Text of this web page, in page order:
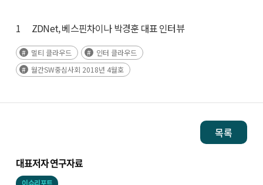
1 ZDNet, 베스핀차이나 박경훈 대표 인터뷰
멀티 클라우드
인터 클라우드
월간SW중심사회 2018년 4월호
목록
대표저자 연구자료